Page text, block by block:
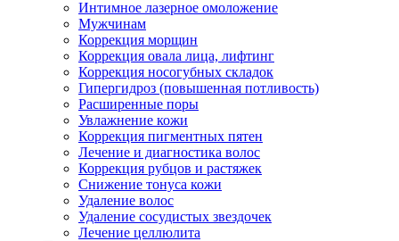
Интимное лазерное омоложение
Мужчинам
Коррекция морщин
Коррекция овала лица, лифтинг
Коррекция носогубных складок
Гипергидроз (повышенная потливость)
Расширенные поры
Увлажнение кожи
Коррекция пигментных пятен
Лечение и диагностика волос
Коррекция рубцов и растяжек
Снижение тонуса кожи
Удаление волос
Удаление сосудистых звездочек
Лечение целлюлита